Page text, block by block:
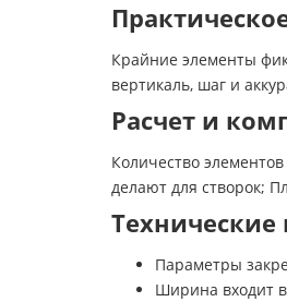
Крайние элементы
вертикаль, шаг и
Расчет и
Количество
делают для створок;
Параметры
Ширина входит